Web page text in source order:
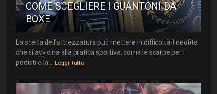
COME SCEGLIERE I GUANTONI DA
BOXE
La scelta dell’attrezzatura può mettere in difficoltà il neofita
che si avvicina alla pratica sportiva, come le scarpe per i
podisti e la...
Leggi Tutto